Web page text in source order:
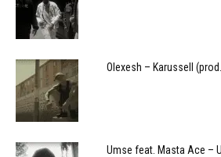
Olexesh – Karussell
Umse feat. Masta Ace –